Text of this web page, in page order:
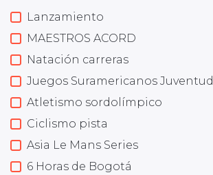
Lanzamiento
MAESTROS ACORD
Natación carreras
Juegos Suramericanos Juventud
Atletismo sordolímpico
Ciclismo pista
Asia Le Mans Series
6 Horas de Bogotá